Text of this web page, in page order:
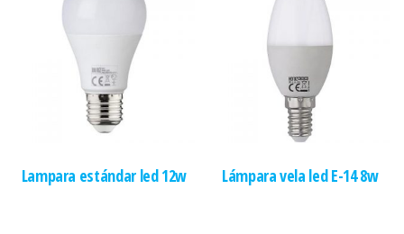
Lampara estándar led 12w Lámpara vela led E-14 8w